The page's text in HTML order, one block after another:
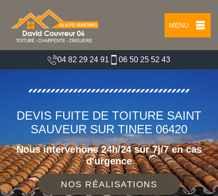
MENU
04 82 29 24 91 06 50 25 52 43
DEVIS FUITE DE TOITURE SAINT
SAUVEUR SUR TINEE 06420
Nous intervenons 24h/24 sur 7j/7 en cas
d'urgence
NOS RÉALISATIONS